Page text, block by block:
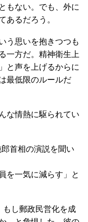
もない。でも、外に
あるだろう。
う思いを抱きつつも
一方だ。精神衛生上
と声を上げるからに
最低限のルールだ
な情熱に駆られてい
首相の演説を聞い
を一気に減らす」と
もし郵政民営化を成